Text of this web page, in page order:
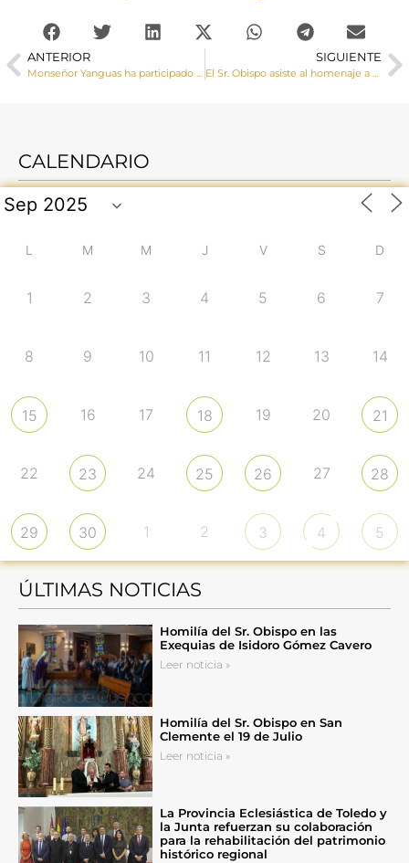
ANTERIOR
Monseñor Yanguas ha participado en los actos en honor a San Hermenegildo, patrón de la Real Hermandad de Veteranos de las Fuerzas Armadas y de la Guardia Civil
SIGUIENTE
El Sr. Obispo asiste al homenaje a D. Maximino del Olmo Herráiz, Sacerdote en Tinajas durante 62 años
CALENDARIO
L M M J V S D
1 2 3 4 5 6 7
8 9 10 11 12 13 14
15 16 17 18 19 20 21
22 23 24 25 26 27 28
29 30 1 2 3 4 5
ÚLTIMAS NOTICIAS
Homilía del Sr. Obispo en las
Exequias de Isidoro Gómez Cavero
Leer noticia »
Homilía del Sr. Obispo en San
Clemente el 19 de Julio
Leer noticia »
La Provincia Eclesiástica de Toledo y
la Junta refuerzan su colaboración
para la rehabilitación del patrimonio
histórico regional